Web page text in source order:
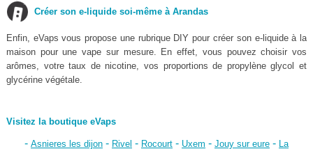
Créer son e-liquide soi-même à Arandas
Enfin, eVaps vous propose une rubrique DIY pour créer son e-liquide à la
maison pour une vape sur mesure. En effet, vous pouvez choisir vos
arômes, votre taux de nicotine, vos proportions de propylène glycol et
glycérine végétale.
Visitez la boutique eVaps
- Asnieres les dijon- Rivel - Rocourt- Uxem - Jouy sur eure- La